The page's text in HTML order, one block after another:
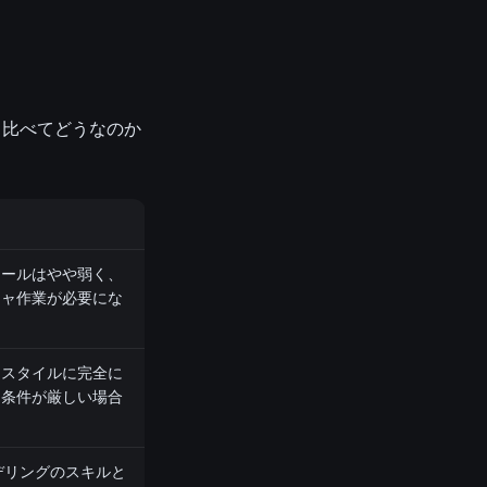
べてどうなのか
ルはやや弱く、
作業が必要にな
タイルに完全に
件が厳しい場合
ングのスキルと